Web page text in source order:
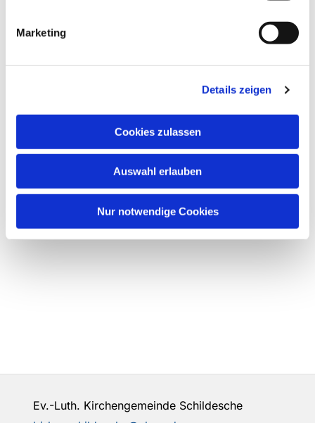
Marketing
Details zeigen
Cookies zulassen
Auswahl erlauben
Nur notwendige Cookies
Ev.-Luth. Kirchengemeinde Schildesche